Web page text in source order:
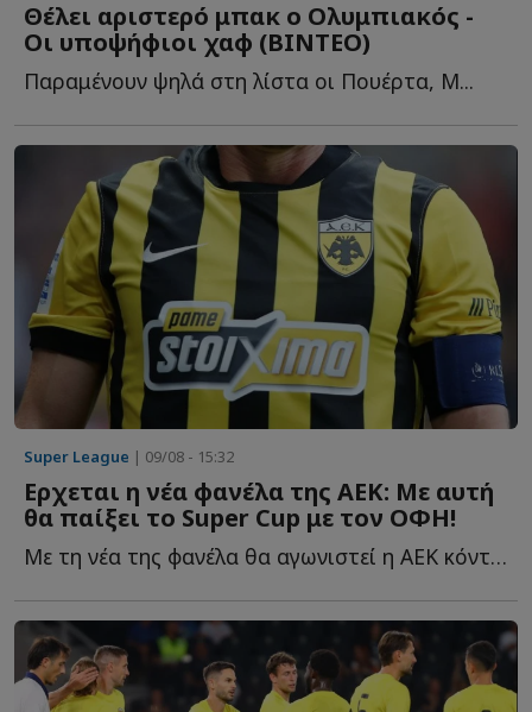
Θέλει αριστερό μπακ ο Ολυμπιακός -
Οι υποψήφιοι χαφ (ΒΙΝΤΕΟ)
Παραμένουν ψηλά στη λίστα οι Πουέρτα, Μ...
Super League | 09/08 - 15:32
Ερχεται η νέα φανέλα της ΑΕΚ: Με αυτή
θα παίξει το Super Cup με τον ΟΦΗ!
Με τη νέα της φανέλα θα αγωνιστεί η ΑΕΚ κόντρα στον Ο...